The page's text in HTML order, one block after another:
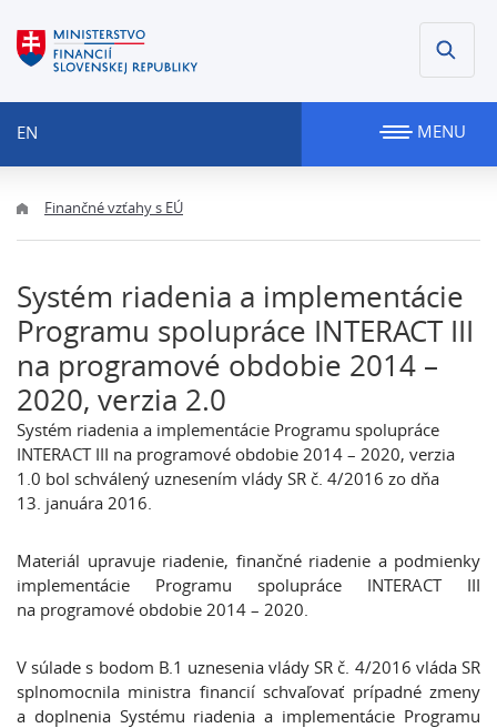
EN MENU
Finančné vzťahy s EÚ
Systém riadenia a implementácie
Programu spolupráce INTERACT III
na programové obdobie 2014 –
2020, verzia 2.0
Systém riadenia a implementácie Programu spolupráce
INTERACT III na programové obdobie 2014 – 2020, verzia
1.0 bol schválený uznesením vlády SR č. 4/2016 zo dňa
13. januára 2016.
Materiál upravuje riadenie, finančné riadenie a podmienky
implementácie Programu spolupráce INTERACT III
na programové obdobie 2014 – 2020.
V súlade s bodom B.1 uznesenia vlády SR č. 4/2016 vláda SR
splnomocnila ministra financií schvaľovať prípadné zmeny
a doplnenia Systému riadenia a implementácie Programu